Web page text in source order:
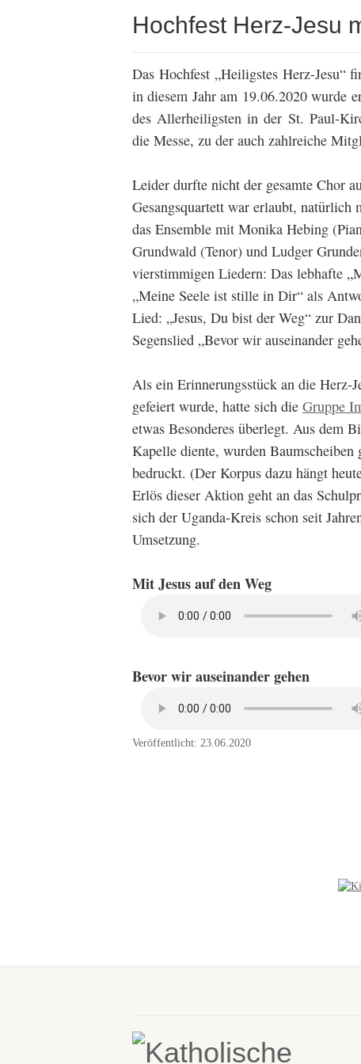
Hochfest Herz-Jesu
Das Hochfest „Heiligstes Herz-Jesu“
in diesem Jahr am 19.06.2020 wurde
des Allerheiligsten in der St. Paul-
die Messe, zu der auch zahlreiche
Leider durfte nicht der gesamte Chor
Gesangsquartett war erlaubt, natürlich
das Ensemble mit Monika Hebing
Grundwald (Tenor) und Ludger
vierstimmigen Liedern: Das lebhafte
„Meine Seele ist stille in Dir“ als
Lied: „Jesus, Du bist der Weg“ zur
Segenslied „Bevor wir auseinander
Als ein Erinnerungsstück an die Herz-
gefeiert wurde, hatte sich die Gruppe
etwas Besonderes überlegt. Aus dem
Kapelle diente, wurden
bedruckt. (Der Korpus dazu hängt
Erlös dieser Aktion geht an das
sich der Uganda-Kreis schon seit
Umsetzung.
Mit Jesus auf den Weg
Bevor wir auseinander gehen
Veröffentlicht: 23.06.2020